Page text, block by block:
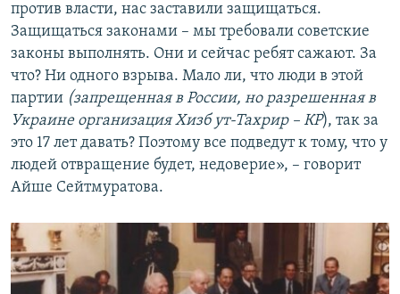
против власти, нас заставили защищаться.
Защищаться законами – мы требовали советские
законы выполнять. Они и сейчас ребят сажают. За
что? Ни одного взрыва. Мало ли, что люди в этой
партии (запрещенная в России, но разрешенная в
Украине организация Хизб ут-Тахрир – КР), так за
это 17 лет давать? Поэтому все подведут к тому, что у
людей отвращение будет, недоверие», – говорит
Айше Сейтмуратова.